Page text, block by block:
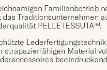
Familienbetrieb
das Traditionsunternehmen
PELLETESSUTA™.
strapazierfähigen Material